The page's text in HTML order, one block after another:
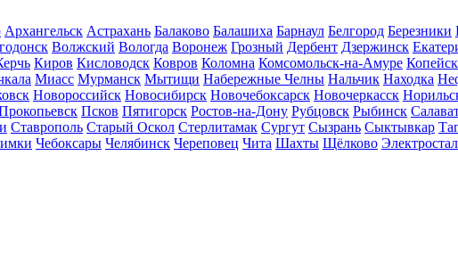
Архангельск Астрахань Балаково Балашиха Барнаул Белгород Березники
Волжский Вологда Воронеж Грозный Дербент Дзержинск
Киров Кисловодск Ковров Коломна Комсомольск-на-Амуре Копейск
Миасс Мурманск Мытищи Набережные Челны Нальчик Находка
Новороссийск Новосибирск Новочебоксарск Новочеркасск
Псков Пятигорск Ростов-на-Дону Рубцовск Рыбинск
Ставрополь Старый Оскол Стерлитамак Сургут Сызрань Сыктывкар
Чебоксары Челябинск Череповец Чита Шахты Щёлково